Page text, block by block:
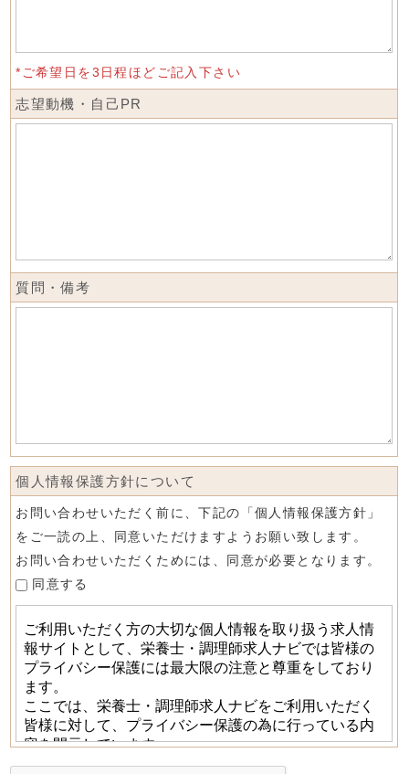
*ご希望日を3日程ほどご記入下さい
志望動機・自己PR
質問・備考
個人情報保護方針について
お問い合わせいただく前に、下記の「個人情報保護方針」
をご一読の上、同意いただけますようお願い致します。
お問い合わせいただくためには、同意が必要となります。
同意する